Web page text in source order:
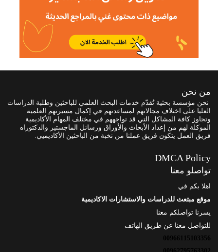
من نحن
نحن مؤسسة بحثية تُقدّم خدمات البحث العلمي للباحثين وطلبة الدراسات
العليا على اختلاف مجالاتهم لمساعدتهم في إكمال مسيرتهم العلمية
وتجاوز كافة المشاكل التي قد تواجههم في مختلف المهام الأكاديمية
الموكلة لهم من إعداد الأبحاث والأوراق ورسائل الماجستير والدكتوراه
فريق العمل يتكون فريق عملنا من نخبة من الباحثين الأكاديميي.
DMCA Policy
تواصلو معنا
اهلا بكم في
موقع مبتعث للدراسات والاستشارات الاكاديمية
يسرنا تواصلكم معنا
للتواصل معنا عن طريق الهاتف
00966115103356